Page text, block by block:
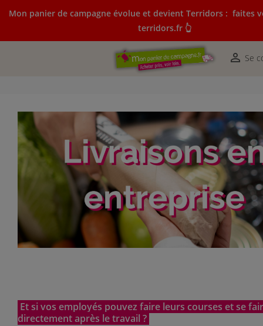
Mon panier de campagne évolue et devient Terridors : faites
terridors.fr 👆
 Se
Mon panier de campagne évolue et devient Terridors:
courses sur terridors.fr 👆
Et si vos employés pouvez faire leurs courses et se
directement après le travail ?